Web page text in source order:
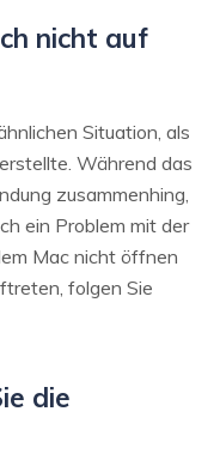
nicht auf
Situation, als
Während das
zusammenhing,
ein Problem mit der
Mac nicht öffnen
folgen Sie
die